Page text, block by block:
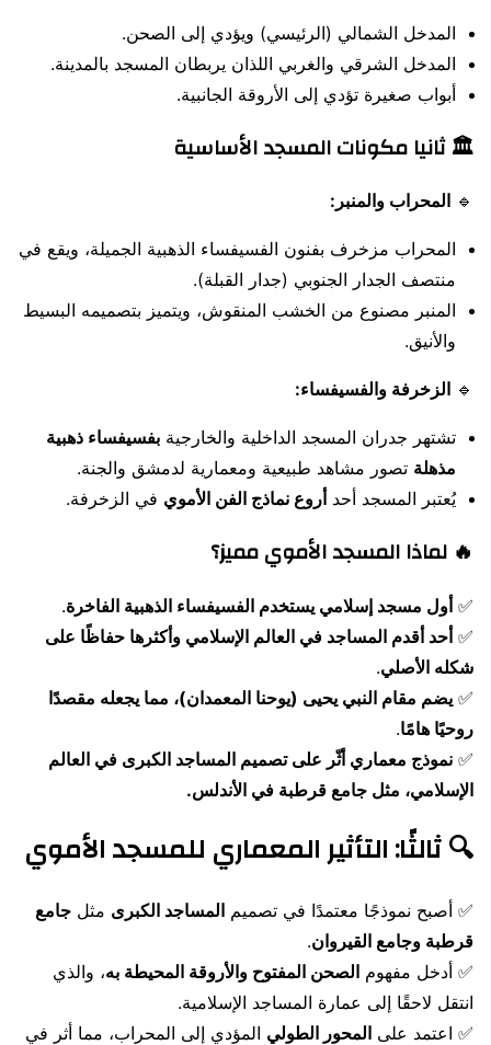
المدخل الشمالي (الرئيسي) ويؤدي إلى الصحن.
المدخل الشرقي والغربي اللذان يربطان المسجد بالمدينة.
أبواب صغيرة تؤدي إلى الأروقة الجانبية.
🏛 ثانيا مكونات المسجد الأساسية
🔹 المحراب والمنبر:
المحراب مزخرف بفنون الفسيفساء الذهبية الجميلة، ويقع في
منتصف الجدار الجنوبي (جدار القبلة).
المنبر مصنوع من الخشب المنقوش، ويتميز بتصميمه البسيط
والأنيق.
🔹 الزخرفة والفسيفساء:
تشتهر جدران المسجد الداخلية والخارجية بفسيفساء ذهبية
مذهلة تصور مشاهد طبيعية ومعمارية لدمشق والجنة.
يُعتبر المسجد أحد أروع نماذج الفن الأموي في الزخرفة.
🔥 لماذا المسجد الأموي مميز؟
✅أول مسجد إسلامي يستخدم الفسيفساء الذهبية الفاخرة.
✅أحد أقدم المساجد في العالم الإسلامي وأكثرها حفاظًا على
شكله الأصلي.
✅ يضم مقام النبي يحيى (يوحنا المعمدان)، مما يجعله مقصدًا
روحيًا هامًا.
✅ نموذج معماري أثّر على تصميم المساجد الكبرى في العالم
الإسلامي، مثل جامع قرطبة في الأندلس.
🔍 ثالثًا: التأثير المعماري للمسجد الأموي
✅ أصبح نموذجًا معتمدًا في تصميم المساجد الكبرى مثل جامع
قرطبة وجامع القيروان.
✅ أدخل مفهوم الصحن المفتوح والأروقة المحيطة به، والذي
انتقل لاحقًا إلى عمارة المساجد الإسلامية.
✅ اعتمد على المحور الطولي المؤدي إلى المحراب، مما أثر في